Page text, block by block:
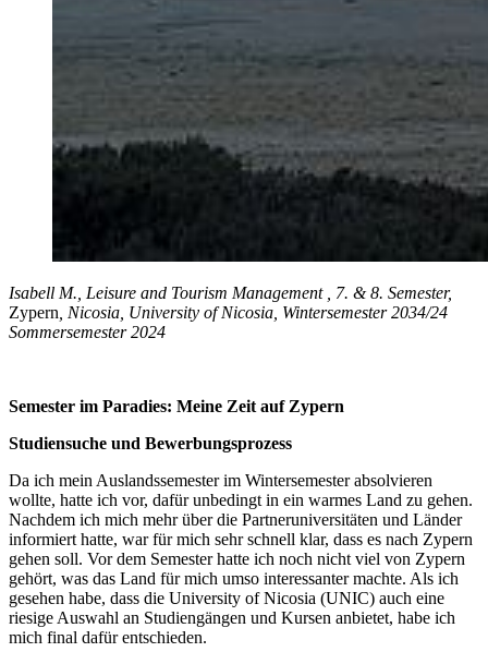
Isabell M., Leisure and Tourism Management , 7. & 8. Semester,
Zypern , Nicosia, University of Nicosia, Wintersemester 2034/24
Sommersemester 2024
Semester im Paradies: Meine Zeit auf Zypern
Studiensuche und Bewerbungsprozess
Da ich mein Auslandssemester im Wintersemester absolvieren
wollte, hatte ich vor, dafür unbedingt in ein warmes Land zu gehen.
Nachdem ich mich mehr über die Partneruniversitäten und Länder
informiert hatte, war für mich sehr schnell klar, dass es nach Zypern
gehen soll. Vor dem Semester hatte ich noch nicht viel von Zypern
gehört, was das Land für mich umso interessanter machte. Als ich
gesehen habe, dass die University of Nicosia (UNIC) auch eine
riesige Auswahl an Studiengängen und Kursen anbietet, habe ich
mich final dafür entschieden.